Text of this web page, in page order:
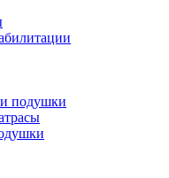
подушки